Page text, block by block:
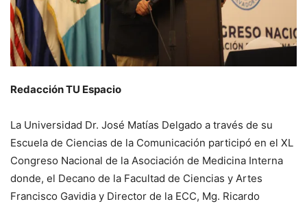
Redacción TU Espacio
La Universidad Dr. José Matías Delgado a través de su
Escuela de Ciencias de la Comunicación participó en el XL
Congreso Nacional de la Asociación de Medicina Interna
donde, el Decano de la Facultad de Ciencias y Artes
Francisco Gavidia y Director de la ECC, Mg. Ricardo